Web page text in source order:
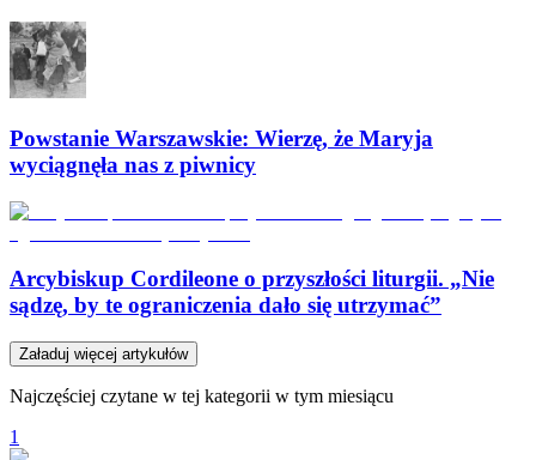
Powstanie Warszawskie: Wierzę, że Maryja
wyciągnęła nas z piwnicy
Arcybiskup Cordileone o przyszłości liturgii. „Nie
sądzę, by te ograniczenia dało się utrzymać”
Załaduj więcej artykułów
Najczęściej czytane w tej kategorii w tym miesiącu
1